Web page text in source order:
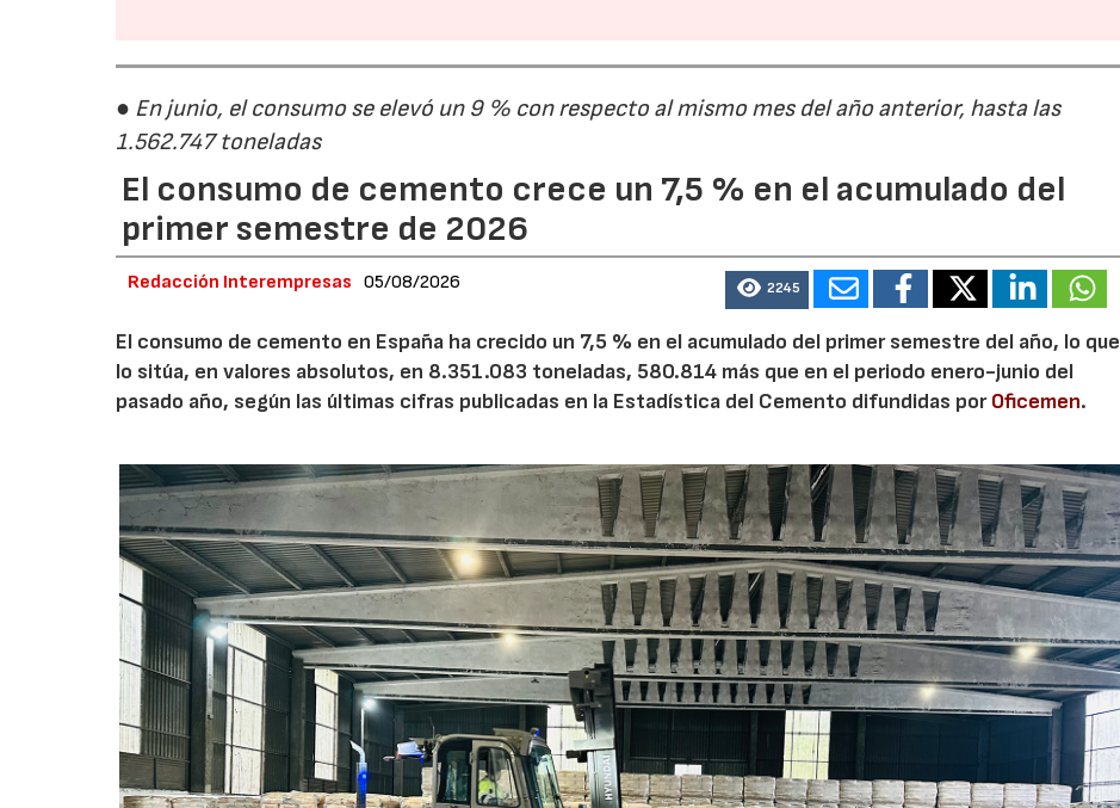
● En junio, el consumo se elevó un 9 % con respecto al mismo mes del año anterior, hasta las
1.562.747 toneladas
El consumo de cemento crece un 7,5 % en el acumulado del
primer semestre de 2026
Redacción Interempresas 05/08/2026 2245
El consumo de cemento en España ha crecido un 7,5 % en el acumulado del primer semestre del año, lo que
lo sitúa, en valores absolutos, en 8.351.083 toneladas, 580.814 más que en el periodo enero-junio del
pasado año, según las últimas cifras publicadas en la Estadística del Cemento difundidas porOficemen.
28/07/2026 30/07/2026